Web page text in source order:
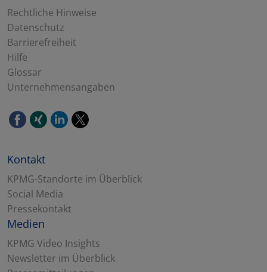
Rechtliche Hinweise
Datenschutz
Barrierefreiheit
Hilfe
Glossar
Unternehmensangaben
Kontakt
KPMG-Standorte im Überblick
Social Media
Pressekontakt
Medien
KPMG Video Insights
Newsletter im Überblick